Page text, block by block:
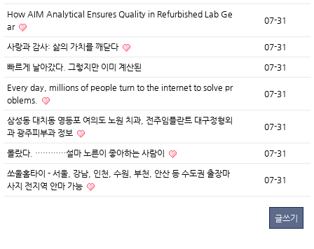
How AIM Analytical Ensures Quality in Refurbished Lab Ge
ar
07-31
사랑과 감사: 삶의 가치를 깨닫다 07-31
빠르게 날아갔다. 그렇지만 이미 계산된 07-31
Every day, millions of people turn to the internet to solve pr
oblems.
07-31
삼성동 대치동 영등포 여의도 노원 치과, 전주임플란트 대구정형외
과 광주피부과 정보
07-31
몰랐다. …………설마 노른이 좋아하는 사람이 07-31
쏘울홈타이 - 서울, 강남, 인천, 수원, 부천, 안산 등 수도권 출장마
사지 전지역 안마 가능
07-31
글쓰기